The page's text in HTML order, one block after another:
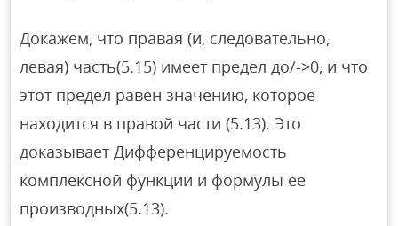
Докажем, что правая (и, следовательно,
левая) часть(5.15) имеет предел до/->0, и что
этот предел равен значению, которое
находится в правой части (5.13). Это
доказывает Дифференцируемость
комплексной функции и формулы ее
производных(5.13).